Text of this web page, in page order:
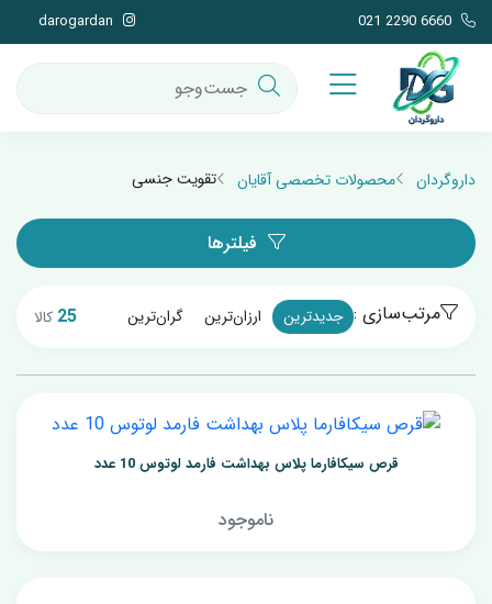
021 2290 6660
darogardan
داروگردان محصولات تخصصی آقایان تقویت جنسی
فیلترها
مرتب‌سازی : جدیدترین ارزان‌ترین گران‌ترین 25 کالا
قرص سیکافارما پلاس بهداشت فارمد لوتوس 10 عدد
ناموجود